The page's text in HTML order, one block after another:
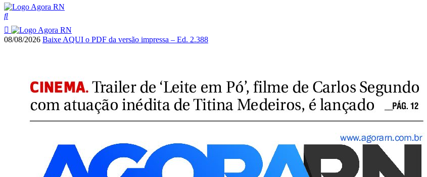
08/08/2026 Baixe AQUI o PDF da versão impressa – Ed. 2.388